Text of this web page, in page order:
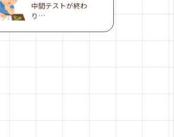
中間テストが終わ
り…